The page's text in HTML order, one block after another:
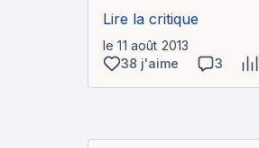
Lire la critique
le 11 août 2013
38 j'aime
3